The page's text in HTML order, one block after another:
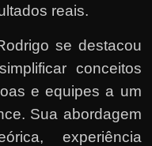
reais.
se destacou
conceitos
e equipes a um
Sua abordagem
experiência